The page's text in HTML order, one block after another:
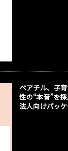
ペアチル、子
性の“本音”を
法人向けパッ